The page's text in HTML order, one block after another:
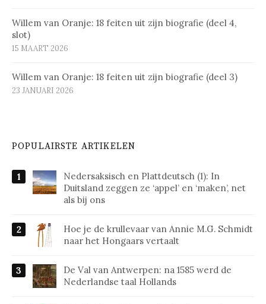
Willem van Oranje: 18 feiten uit zijn biografie (deel 4,
slot)
15 MAART 2026
Willem van Oranje: 18 feiten uit zijn biografie (deel 3)
23 JANUARI 2026
POPULAIRSTE ARTIKELEN
Nedersaksisch en Plattdeutsch (1): In
Duitsland zeggen ze ‘appel’ en ‘maken’, net
als bij ons
Hoe je de krullevaar van Annie M.G. Schmidt
naar het Hongaars vertaalt
De Val van Antwerpen: na 1585 werd de
Nederlandse taal Hollands